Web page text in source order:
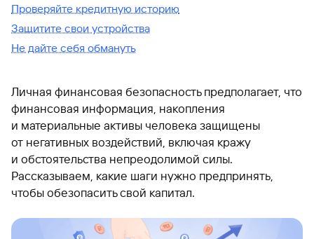
Проверяйте кредитную историю
Защитите свои устройства
Не дайте себя обмануть
Личная финансовая безопасность предполагает, что
финансовая информация, накопления
и материальные активы человека защищены
от негативных воздействий, включая кражу
и обстоятельства непреодолимой силы.
Рассказываем, какие шаги нужно предпринять,
чтобы обезопасить свой капитал.